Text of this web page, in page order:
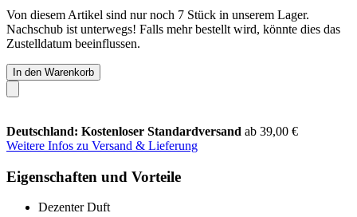
Von diesem Artikel sind nur noch 7 Stück in unserem Lager.
Nachschub ist unterwegs! Falls mehr bestellt wird, könnte dies das
Zustelldatum beeinflussen.
In den Warenkorb
Deutschland: Kostenloser Standardversand ab 39,00 €
Weitere Infos zu Versand & Lieferung
Eigenschaften und Vorteile
Dezenter Duft